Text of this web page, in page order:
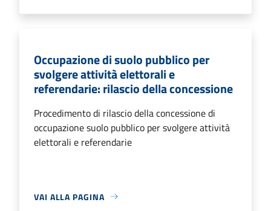
Occupazione di suolo pubblico per
svolgere attività elettorali e
referendarie: rilascio della concessione
Procedimento di rilascio della concessione di
occupazione suolo pubblico per svolgere attività
elettorali e referendarie
VAI ALLA PAGINA